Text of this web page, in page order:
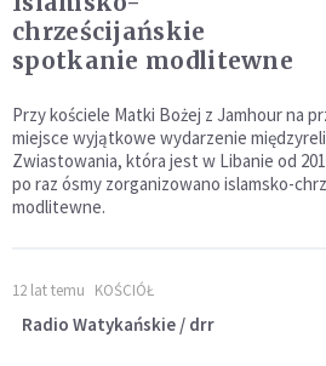
chrześcijańskie
spotkanie modlitewne
Przy kościele Matki Bożej z Jamhour na
miejsce wyjątkowe wydarzenie
Zwiastowania, która jest w Libanie od
po raz ósmy zorganizowano islamsko-
modlitewne.
12 lat temu KOŚCIÓŁ
Radio Watykańskie / drr